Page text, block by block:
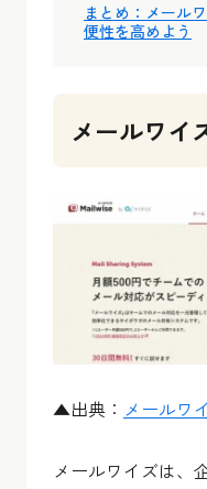
まとめ：メール
便性を高めよう
メールワイ
▲出典： メールワ
メールワイズは、